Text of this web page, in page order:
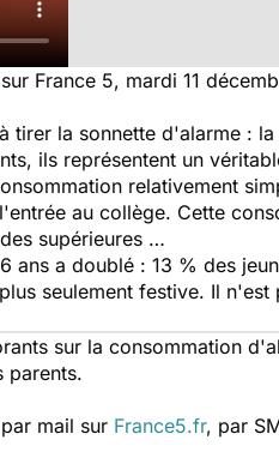
France 5, mardi 11
tirer la sonnette d'alarme : la
ils représentent un
relativement
au collège. Cette
supérieures …
ans a doublé : 13 % des
seulement festive. Il
sur la consommation
parents.
mail sur France5.fr, par